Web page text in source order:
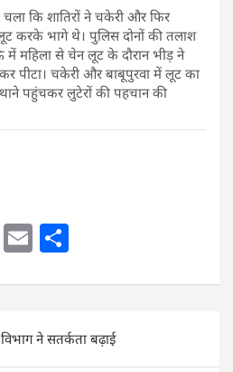
चला कि शातिरों ने चकेरी और फिर
करके भागे थे। पुलिस दोनों की तलाश
में महिला से चेन लूट के दौरान भीड़ ने
पीटा। चकेरी और बाबूपुरवा में लूट का
पहुंचकर लुटेरों की पहचान की
Li E
ai
l
ar
e
ने सतर्कता बढ़ाई